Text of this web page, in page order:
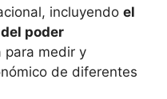
incluyendo el
poder
para medir y
de diferentes